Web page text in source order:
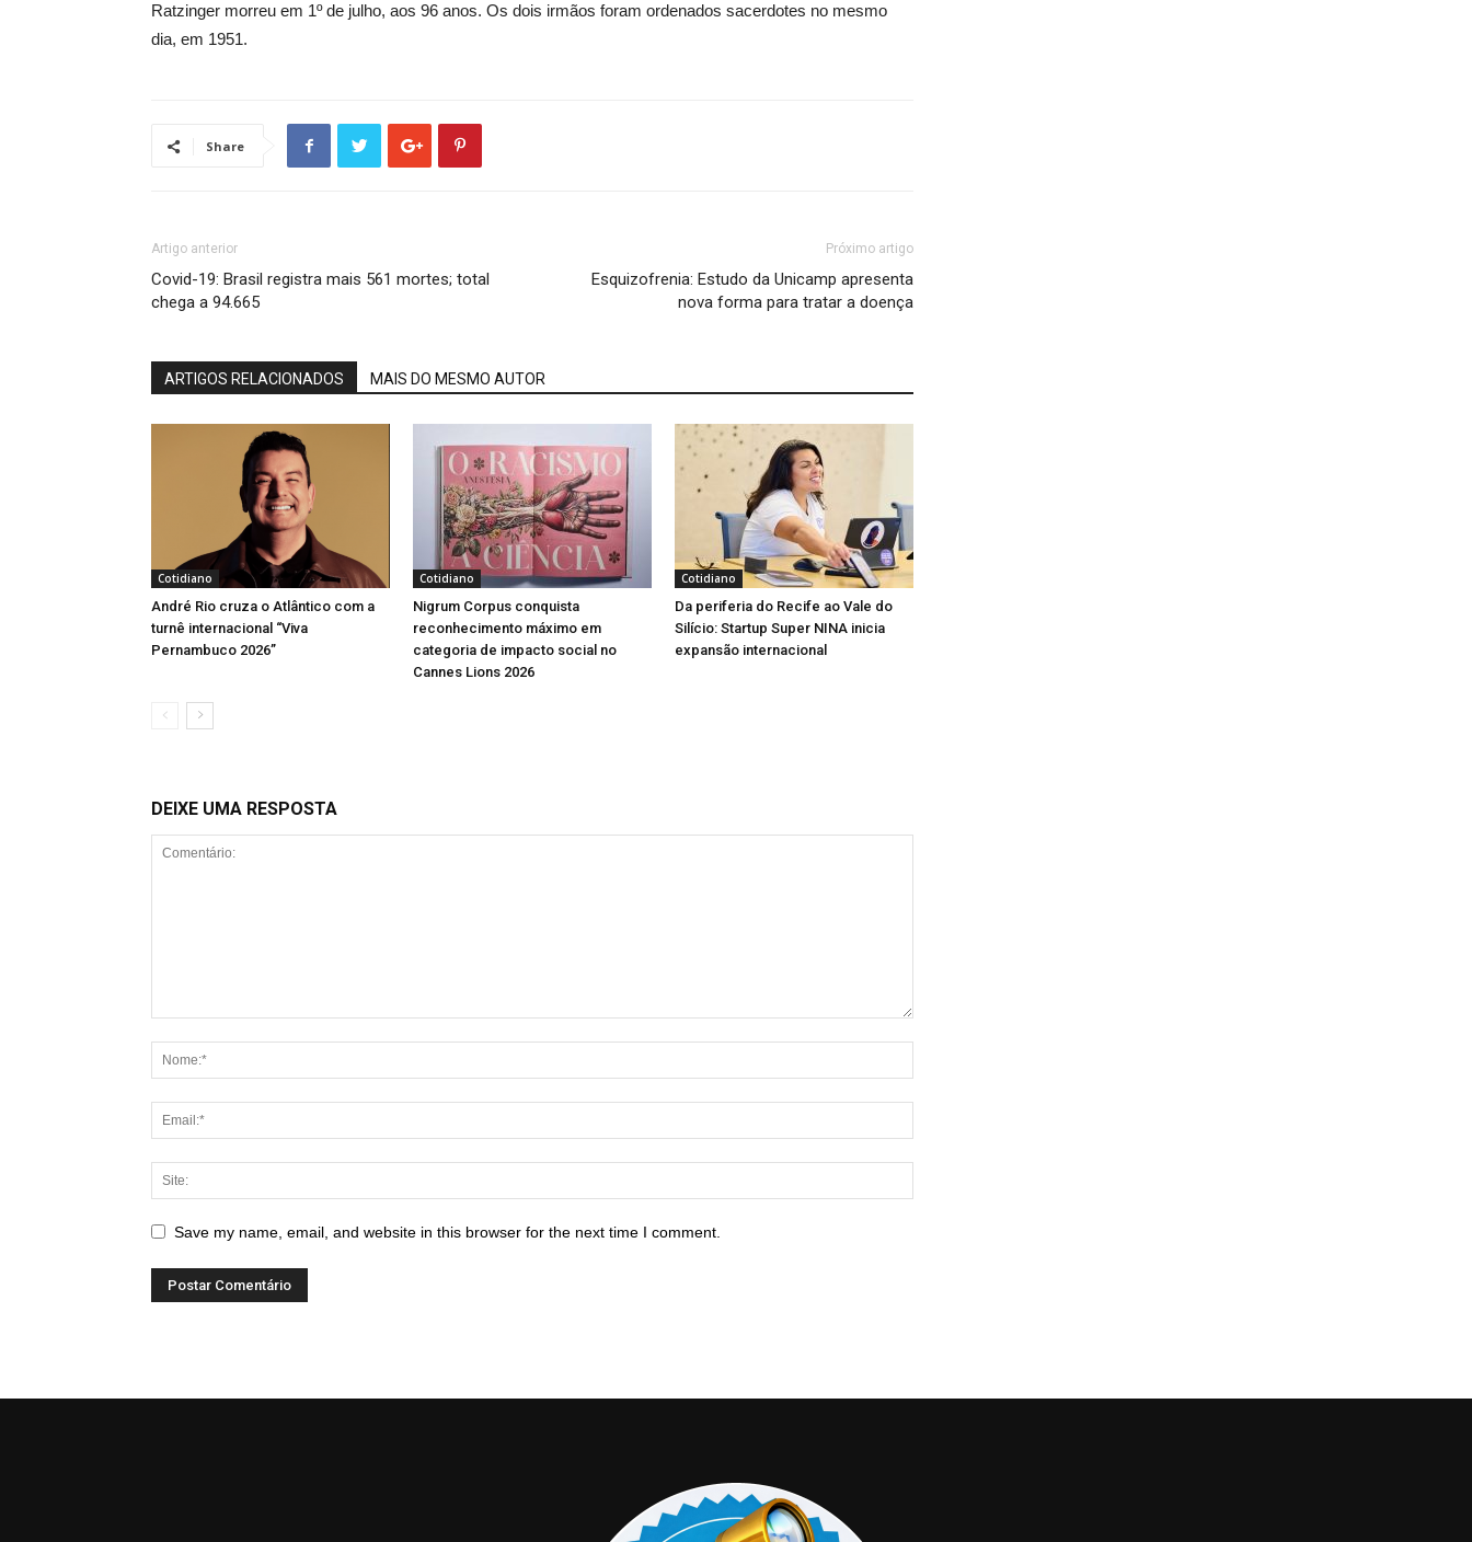
Ratzinger morreu em 1º de julho, aos 96 anos. Os dois irmãos foram ordenados sacerdotes no mesmo
dia, em 1951.
Share
Artigo anterior
Covid-19: Brasil registra mais 561 mortes; total
chega a 94.665
Próximo artigo
Esquizofrenia: Estudo da Unicamp apresenta
nova forma para tratar a doença
ARTIGOS RELACIONADOS MAIS DO MESMO AUTOR
Cotidiano
André Rio cruza o Atlântico com a
turnê internacional “Viva
Pernambuco 2026”
Cotidiano
Nigrum Corpus conquista
reconhecimento máximo em
categoria de impacto social no
Cannes Lions 2026
Cotidiano
Da periferia do Recife ao Vale do
Silício: Startup Super NINA inicia
expansão internacional
DEIXE UMA RESPOSTA
Save my name, email, and website in this browser for the next time I comment.